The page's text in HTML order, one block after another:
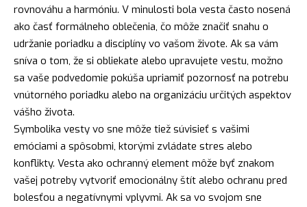
rovnováhu a harmóniu. V minulosti bola vesta často nosená
ako časť formálneho oblečenia, čo môže značiť snahu o
udržanie poriadku a disciplíny vo vašom živote. Ak sa vám
sníva o tom, že si obliekate alebo upravujete vestu, možno
sa vaše podvedomie pokúša upriamiť pozornosť na potrebu
vnútorného poriadku alebo na organizáciu určitých aspektov
vášho života.
Symbolika vesty vo sne môže tiež súvisieť s vašimi
emóciami a spôsobmi, ktorými zvládate stres alebo
konflikty. Vesta ako ochranný element môže byť znakom
vašej potreby vytvoriť emocionálny štít alebo ochranu pred
bolesťou a negatívnymi vplyvmi. Ak sa vo svojom sne